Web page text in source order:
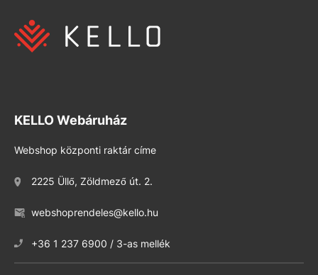
KELLO Webáruház
Webshop központi raktár címe
2225 Üllő, Zöldmező út. 2.
webshoprendeles@kello.hu
+36 1 237 6900 / 3-as mellék